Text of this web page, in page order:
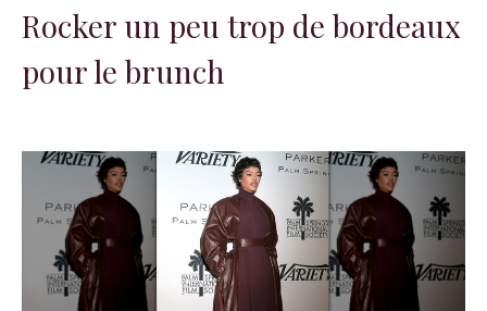
Rocker un peu trop de bordeaux
pour le brunch